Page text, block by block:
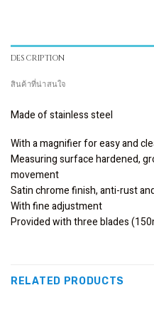
DESCRIPTION
สินค้าที่น่าสนใจ
Made of stainless steel
With a magnifier for easy and
Measuring surface hardened,
movement
Satin chrome finish, anti-rust
With fine adjustment
Provided with three blades
RELATED PRODUCTS